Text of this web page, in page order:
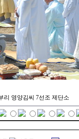
리 영양김씨 7선조 제단소